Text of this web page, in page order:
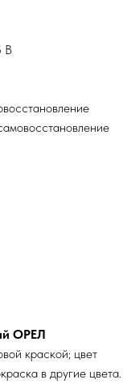
В
ОРЕЛ
краской; цвет
в другие цвета.